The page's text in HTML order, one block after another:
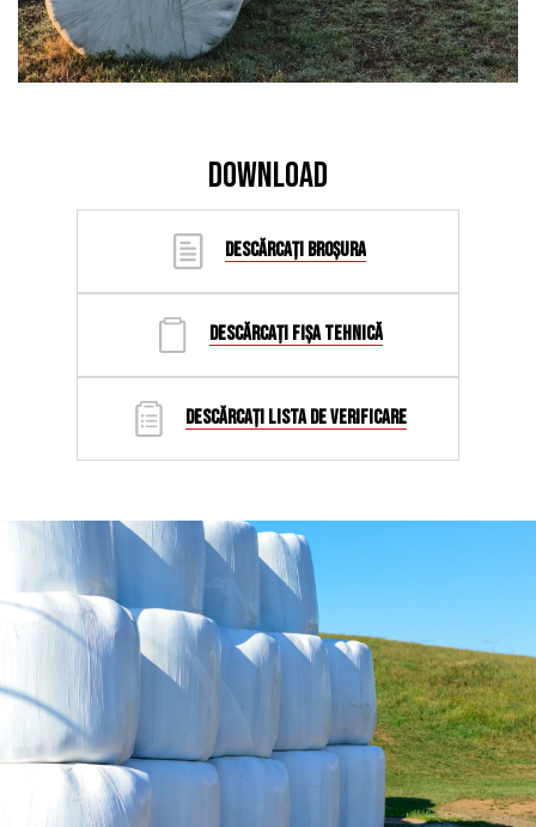
DOWNLOAD
DESCĂRCAȚI BROȘURA
DESCĂRCAȚI FIȘA TEHNICĂ
DESCĂRCAȚI LISTA DE VERIFICARE